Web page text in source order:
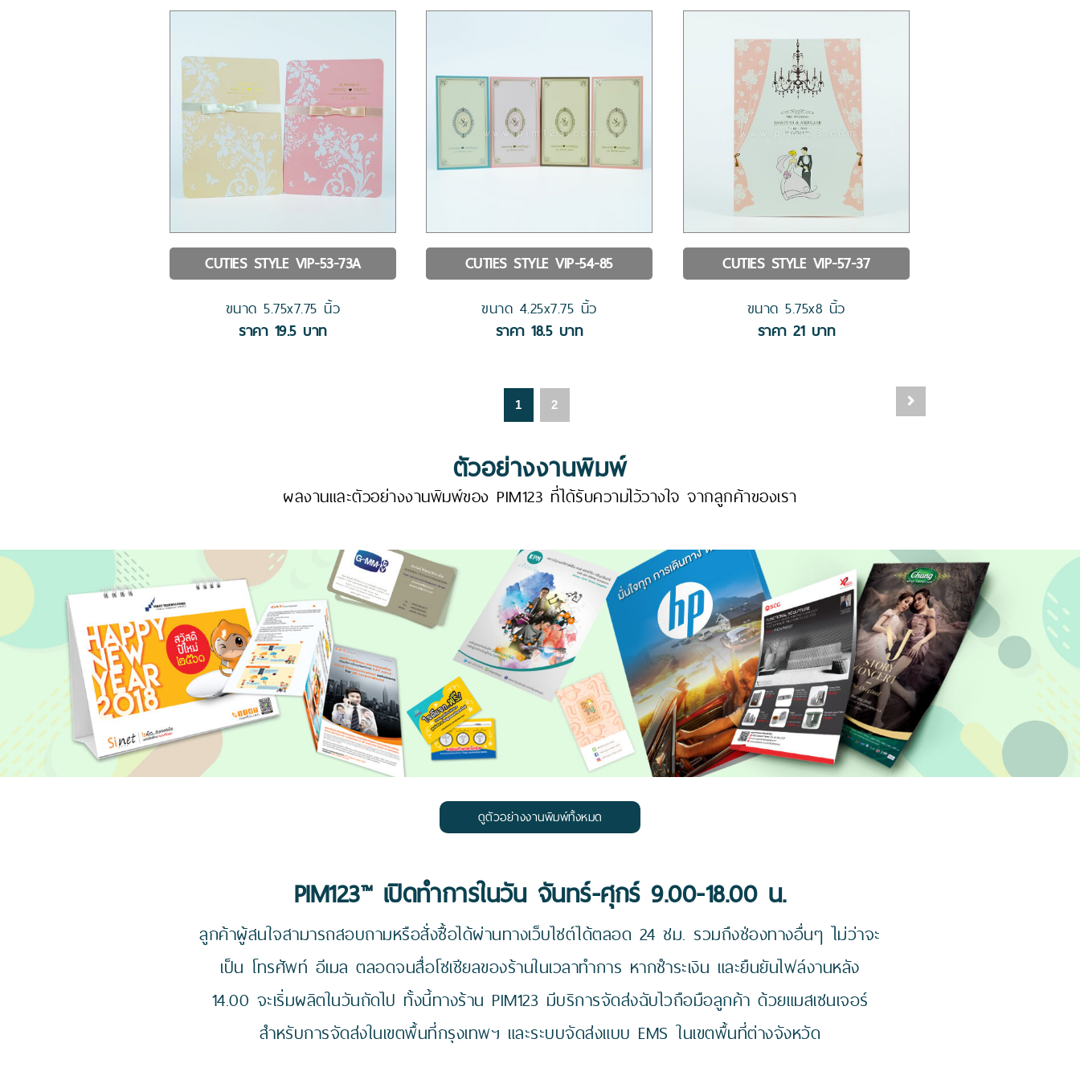
CUTIES STYLE VIP-53-73A
ขนาด5.75x7.75 นิ้ว
ราคา 19.5บาท
CUTIES STYLEVIP-54-85
ขนาด 4.25x7.75 นิ้ว
ราคา18.5บาท
CUTIES STYLE VIP-57-37
ขนาด5.75x8 นิ้ว
ราคา21บาท
1 2
ตัวอย่างงานพิมพ์
ผลงานและตัวอย่างงานพิมพ์ของ PIM123 ที่ได้รับความไว้วางใจ จากลูกค้าของเรา
ดูตัวอย่างงานพิมพ์ทั้งหมด
PIM123™ เปิดทำการในวัน จันทร์-ศุกร์ 9.00-18.00 น.
ลูกค้าผู้สนใจสามารถสอบถามหรือสั่งซื้อได้ผ่านทางเว็บไซต์ได้ตลอด 24 ชม. รวมถึงช่องทางอื่นๆ ไม่ว่าจะ
เป็น โทรศัพท์ อีเมล ตลอดจนสื่อโซเชียลของร้านในเวลาทำการ หากชำระเงิน และยืนยันไฟล์งานหลัง
14.00 จะเริ่มผลิตในวันถัดไป ทั้งนี้ทางร้าน PIM123 มีบริการจัดส่งฉับไวถือมือลูกค้า ด้วยแมสเซนเจอร์
สำหรับการจัดส่งในเขตพื้นที่กรุงเทพฯ และระบบจัดส่งแบบ EMS ในเขตพื้นที่ต่างจังหวัด